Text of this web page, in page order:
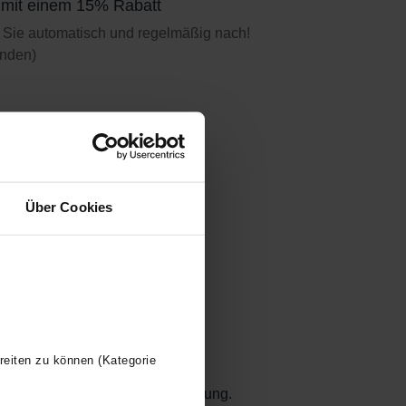
Über Cookies
zu können (Kategorie
einem 15% Rabatt
automatisch und regelmäßig nach!
früher verwendete Klassifizierung.